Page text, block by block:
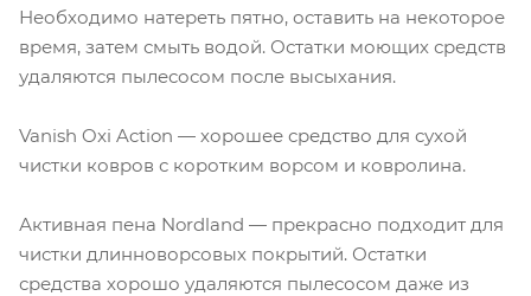
Необходимо натереть пятно, оставить на некоторое
время, затем смыть водой. Остатки моющих средств
удаляются пылесосом после высыхания.
Vanish Oxi Action — хорошее средство для сухой
чистки ковров с коротким ворсом и ковролина.
Активная пена Nordland — прекрасно подходит для
чистки длинноворсовых покрытий. Остатки
средства хорошо удаляются пылесосом даже из